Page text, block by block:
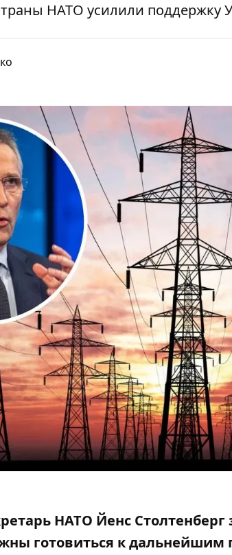
НАТО усилили поддержку
НАТО Йенс Столтенберг
готовиться к дальнейшим